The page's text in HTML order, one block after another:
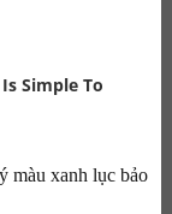
đến
Simple To